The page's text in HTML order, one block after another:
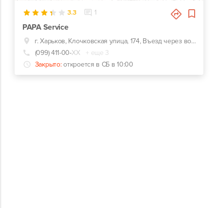
3.3 1
PAPA Service
г. Харьков, Клочковская улица, 174, Въезд через ворота возле кафе "Первый Грузинский"
(099) 411-00-ХХ
+ еще 3
Закрыто: откроется в СБ в 10:00